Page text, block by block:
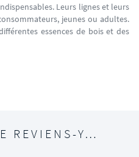
Leurs lignes et leurs
jeunes ou adultes.
essences de bois et des
REVIENS-Y…